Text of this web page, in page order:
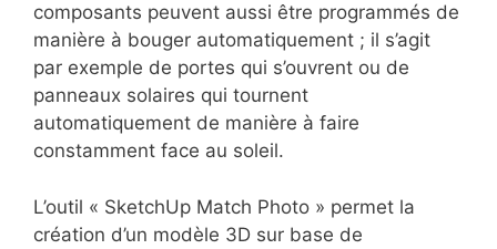
composants peuvent aussi être programmés de
manière à bouger automatiquement ; il s’agit
par exemple de portes qui s’ouvrent ou de
panneaux solaires qui tournent
automatiquement de manière à faire
constamment face au soleil.
L’outil « SketchUp Match Photo » permet la
création d’un modèle 3D sur base de